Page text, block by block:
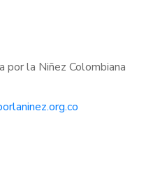
por la Niñez Colombiana